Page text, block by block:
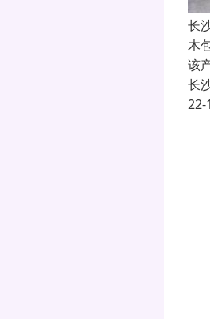
长
木
该
长
22-